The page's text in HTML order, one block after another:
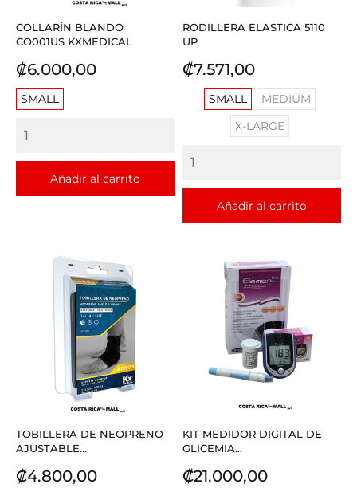
COLLARÍN BLANDO
CO001US KXMEDICAL
Precio
₡6.000,00
SMALL
Añadir al carrito
RODILLERA ELASTICA 5110
UP
Precio
₡7.571,00
SMALL
MEDIUM
X-LARGE
Añadir al carrito
TOBILLERA DE NEOPRENO
AJUSTABLE...
Precio
₡4.800,00
KIT MEDIDOR DIGITAL DE
GLICEMIA...
Precio
₡21.000,00